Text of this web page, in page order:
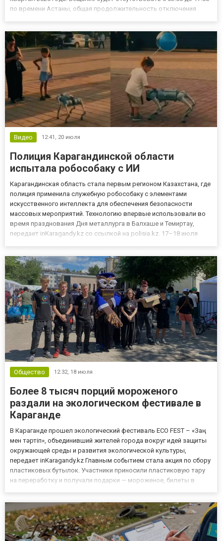
по времени Астаны, общая продолжительность отключения
сети спу...
Видео 12:41, 20 июля
Полиция Карагандинской области
испытала робособаку с ИИ
Карагандинская область стала первым регионом Казахстана, где
полиция применила служебную робособаку с элементами
искусственного интеллекта для обеспечения безопасности
массовых мероприятий. Технологию впервые использовали во
время празднования Дня металлурга в Балхаше и Темиртау,
передает inKaragandy.kz со ссылкой на polisia.kz. 17–18 июля
тысяч...
Общество 12:32, 18 июля
Более 8 тысяч порций мороженого
раздали на экологическом фестивале в
Караганде
В Караганде прошел экологический фестиваль ECO FEST – «Заң
мен тәртіп», объединивший жителей города вокруг идей защиты
окружающей среды и развития экологической культуры,
передает inKaragandy.kz Главным событием стала акция по сбору
пластиковых бутылок. Участники приносили пластиковую тару
на переработку и получали подарки — мороженое, билеты в